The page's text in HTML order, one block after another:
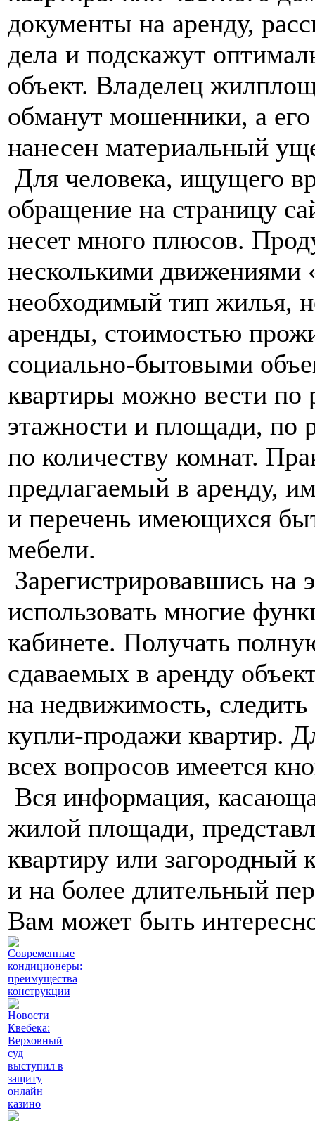
документы на аренду,
дела и подскажут
объект. Владелец
обманут мошенники, а
нанесен материальный
Для человека, ищущего
обращение на страницу
несет много плюсов.
несколькими движениями
необходимый тип жилья,
аренды, стоимостью
социально-бытовыми
квартиры можно вести по
этажности и площади, по
по количеству комнат.
предлагаемый в аренду,
и перечень имеющихся
мебели.
Зарегистрировавшись на
использовать многие
кабинете. Получать
сдаваемых в аренду
на недвижимость,
купли-продажи квартир.
всех вопросов имеется
Вся информация,
жилой площади,
квартиру или загородный
и на более длительный
Вам может быть
Современные
кондиционеры:
преимущества
конструкции
Новости
Квебека:
Верховный
суд
выступил в
защиту
онлайн
казино